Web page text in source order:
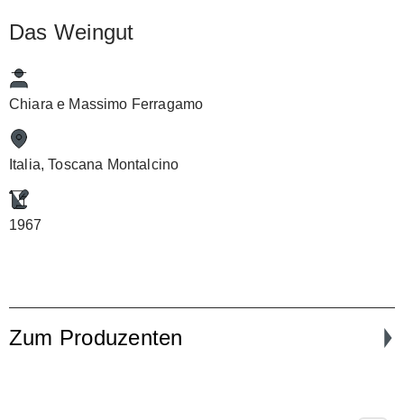
Das Weingut
Chiara e Massimo Ferragamo
Italia, Toscana Montalcino
1967
Zum Produzenten